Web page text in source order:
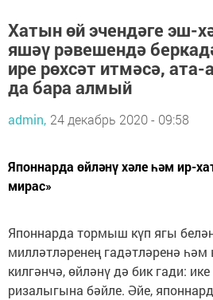
Хатын өй эчендәге эш-
яшәү рәвешендә
ире рөхсәт итмәсә,
да бара алмый
admin, 24 декабрь 2020 - 09:58
Японнарда өйләнү хәле һәм ир-
мирас»
Японнарда тормыш күп ягы
милләтләренең гадәтләренә
килгәнчә, өйләнү дә бик гади:
ризалыгына бәйле. Әйе,